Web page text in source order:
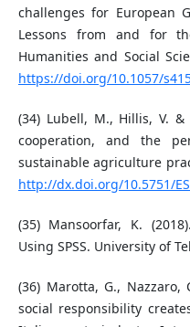
challenges for European
Lessons from and for
Humanities and Social
https://doi.org/10.1057/
(34) Lubell, M., Hillis, V.
cooperation, and the
sustainable agriculture
http://dx.doi.org/10.5751/
(35) Mansoorfar, K.
Using SPSS. University of
(36) Marotta, G., Nazzaro,
social responsibility